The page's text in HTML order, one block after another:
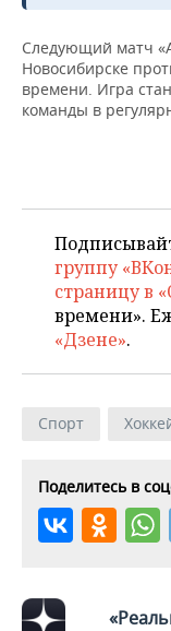
Следующий матч
Новосибирске
времени. Игра
команды в
группу
страницу в
времени».
«Дзене».
Спорт
Поделитесь в